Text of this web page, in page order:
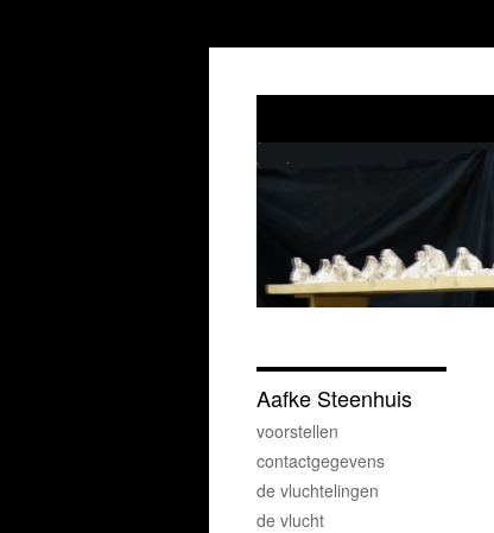
Aafke Steenhuis
voorstellen
contactgegevens
de vluchtelingen
de vlucht